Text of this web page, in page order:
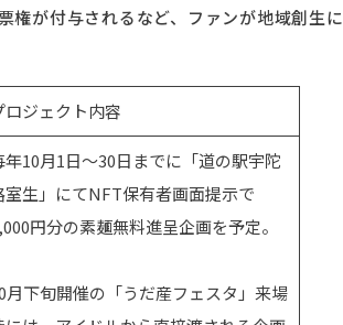
が付与されるなど、ファンが地域創生に
ロジェクト内容
年10月1日〜30日までに「道の駅宇陀
室生」にてNFT保有者画面提示で
円分の素麺無料進呈企画を予定。
月下旬開催の「うだ産フェスタ」来場